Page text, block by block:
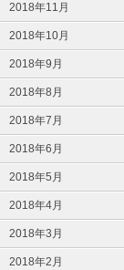
2018年11月
2018年10月
2018年9月
2018年8月
2018年7月
2018年6月
2018年5月
2018年4月
2018年3月
2018年2月